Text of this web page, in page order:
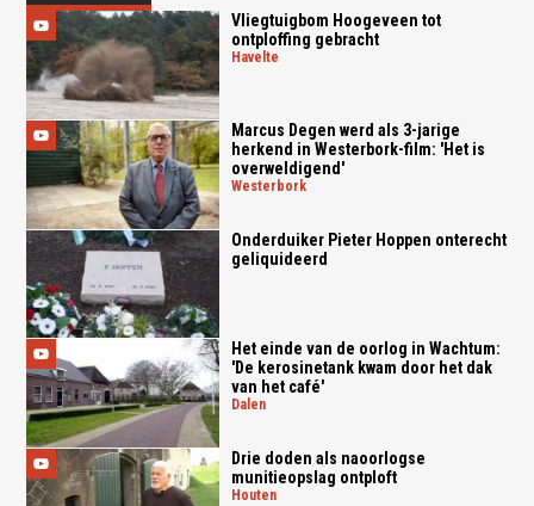
Vliegtuigbom Hoogeveen tot
ontploffing gebracht
havelte
Marcus Degen werd als 3-jarige
herkend in Westerbork-film: 'Het is
overweldigend'
westerbork
Onderduiker Pieter Hoppen onterecht
geliquideerd
Het einde van de oorlog in Wachtum:
'De kerosinetank kwam door het dak
van het café'
dalen
Drie doden als naoorlogse
munitieopslag ontploft
houten